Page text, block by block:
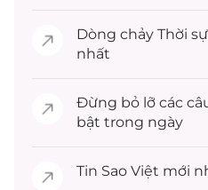
Dòng chảy Thời sự
nhất
Đừng bỏ lỡ các
bật trong ngày
Tin Sao Việt mới